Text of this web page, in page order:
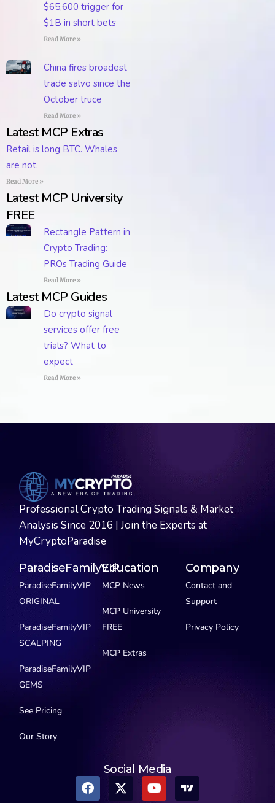
$65,600 trigger for
$1B in short bets
Read More »
China fires broadest
trade salvo since the
October truce
Read More »
Latest MCP Extras
Retail is long BTC. Whales
are not.
Read More »
Latest MCP University
FREE
Rectangle Pattern in
Crypto Trading:
PROs Trading Guide
Read More »
Latest MCP Guides
Do crypto signal
services offer free
trials? What to
expect
Read More »
Professional Crypto Trading Signals & Market
Analysis Since 2016 | Join the Experts at
MyCryptoParadise
ParadiseFamilyVIP
ParadiseFamilyVIP
ORIGINAL
ParadiseFamilyVIP
SCALPING
ParadiseFamilyVIP
GEMS
See Pricing
Our Story
Education
MCP News
MCP University
FREE
MCP Extras
Company
Contact and
Support
Privacy Policy
Social Media